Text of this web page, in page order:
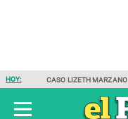
HOY: CASO LIZETH MARZANO